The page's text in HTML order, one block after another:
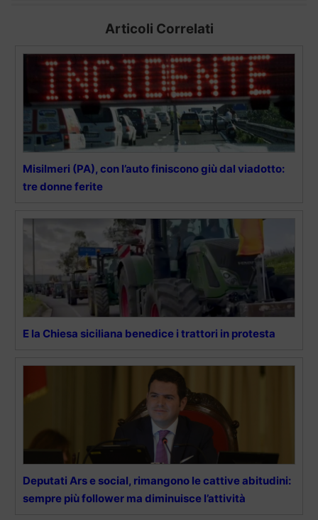
Articoli Correlati
Misilmeri (PA), con l’auto finiscono giù dal viadotto:
tre donne ferite
E la Chiesa siciliana benedice i trattori in protesta
Deputati Ars e social, rimangono le cattive abitudini:
sempre più follower ma diminuisce l’attività